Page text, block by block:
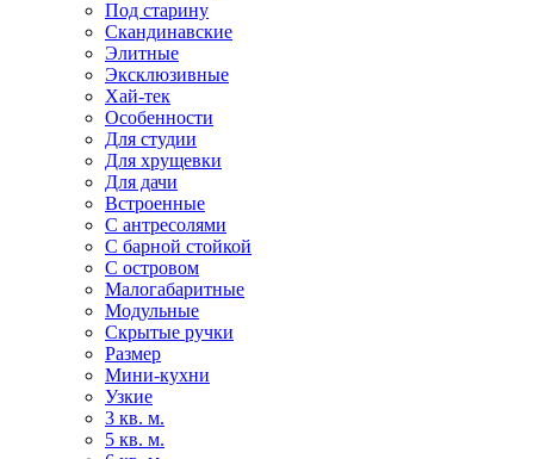
Под старину
Скандинавские
Элитные
Эксклюзивные
Хай-тек
Особенности
Для студии
Для хрущевки
Для дачи
Встроенные
С антресолями
С барной стойкой
С островом
Малогабаритные
Модульные
Скрытые ручки
Размер
Мини-кухни
Узкие
3 кв. м.
5 кв. м.